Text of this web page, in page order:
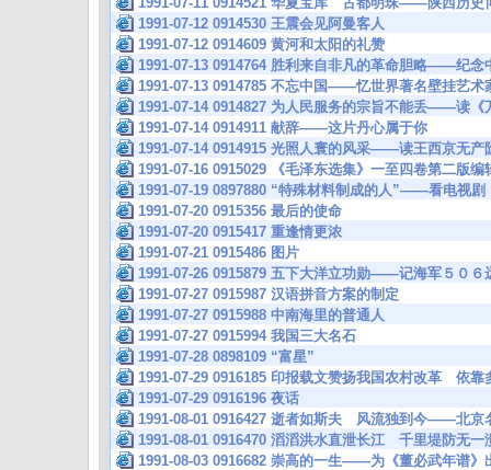
1991-07-12 0914530 王震会见阿曼客人
1991-07-12 0914609 黄河和太阳的礼赞
1991-07-13 0914764 胜利来自非凡的革命胆略——纪念
1991-07-13 0914785 不忘中国——忆世界著名壁挂艺术
1991-07-14 0914827 为人民服务的宗旨不能丢——读《
1991-07-14 0914911 献辞——这片丹心属于你
1991-07-14 0914915 光照人寰的风采——读王西京无产
1991-07-16 0915029 《毛泽东选集》一至四卷第二版编
1991-07-19 0897880 “特殊材料制成的人”——看电视剧
1991-07-20 0915356 最后的使命
1991-07-20 0915417 重逢情更浓
1991-07-21 0915486 图片
1991-07-26 0915879 五下大洋立功勋——记海军５０６
1991-07-27 0915987 汉语拼音方案的制定
1991-07-27 0915988 中南海里的普通人
1991-07-27 0915994 我国三大名石
1991-07-28 0898109 “富星”
1991-07-29 0916185 印报载文赞扬我国农村改革 依靠
1991-07-29 0916196 夜话
1991-08-01 0916427 逝者如斯夫 风流独到今——北京
1991-08-01 0916470 滔滔洪水直泄长江 千里堤防无一
1991-08-03 0916682 崇高的一生——为《董必武年谱》